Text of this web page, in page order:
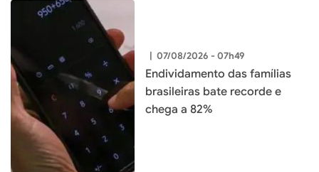
| 07/08/2026 - 07h49
Endividamento das famílias
brasileiras bate recorde e
chega a 82%